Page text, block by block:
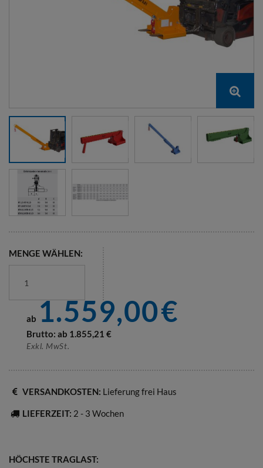
MENGE WÄHLEN:
ab 1.559,00€
Brutto: ab 1.855,21 €
Exkl. MwSt.
VERSANDKOSTEN: Lieferung frei Haus
LIEFERZEIT: 2 - 3 Wochen
HÖCHSTE TRAGLAST: